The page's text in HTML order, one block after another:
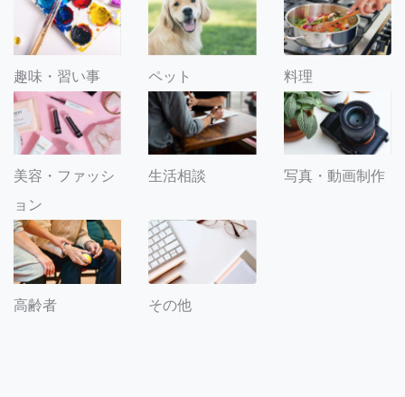
趣味・習い事 ペット 料理
美容・ファッシ
ョン
生活相談 写真・動画制作
高齢者 その他